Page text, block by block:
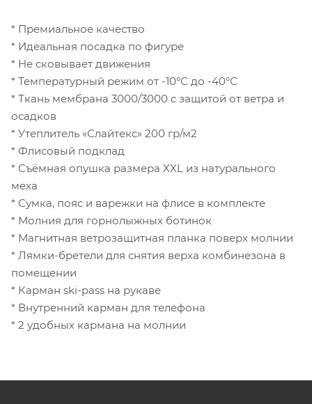
* Премиальное качество
* Идеальная посадка по фигуре
* Не сковывает движения
* Температурный режим от -10°С до -40°С
* Ткань мембрана 3000/3000 с защитой от ветра и
осадков
* Утеплитель «Слайтекс» 200 гр/м2
* Флисовый подклад
* Съёмная опушка размера XXL из натурального
меха
* Сумка, пояс и варежки на флисе в комплекте
* Молния для горнолыжных ботинок
* Магнитная ветрозащитная планка поверх молнии
* Лямки-бретели для снятия верха комбинезона в
помещении
* Карман ski-pass на рукаве
* Внутренний карман для телефона
* 2 удобных кармана на молнии